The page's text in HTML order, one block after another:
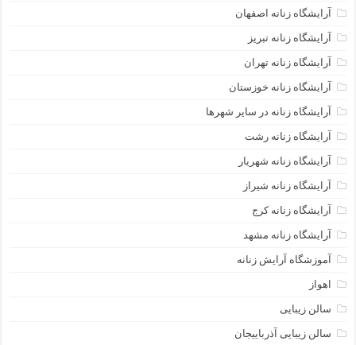
آرایشگاه زنانه اصفهان
آرایشگاه زنانه تبریز
آرایشگاه زنانه تهران
آرایشگاه زنانه خوزستان
آرایشگاه زنانه در سایر شهرها
آرایشگاه زنانه رشت
آرایشگاه زنانه شهریار
آرایشگاه زنانه شیراز
آرایشگاه زنانه کرج
آرایشگاه زنانه مشهد
آموزشگاه آرایش زنانه
اهواز
سالن زیبایی
سالن زیبایی آذرباییجان